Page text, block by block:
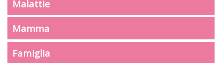
Malattie
Mamma
Famiglia